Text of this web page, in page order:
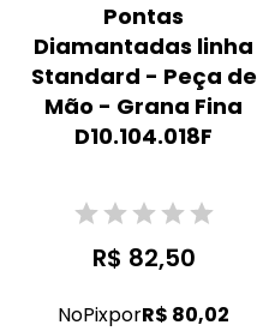
Pontas
Diamantadas linha
Standard - Peça de
Mão - Grana Fina
D10.104.018F
R$ 82,50
NoPixporR$ 80,02